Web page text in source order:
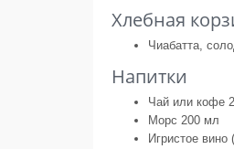
Хлебная
Чиабатта,
Напитки
Чай или кофе
Морс 200 мл
Игристое